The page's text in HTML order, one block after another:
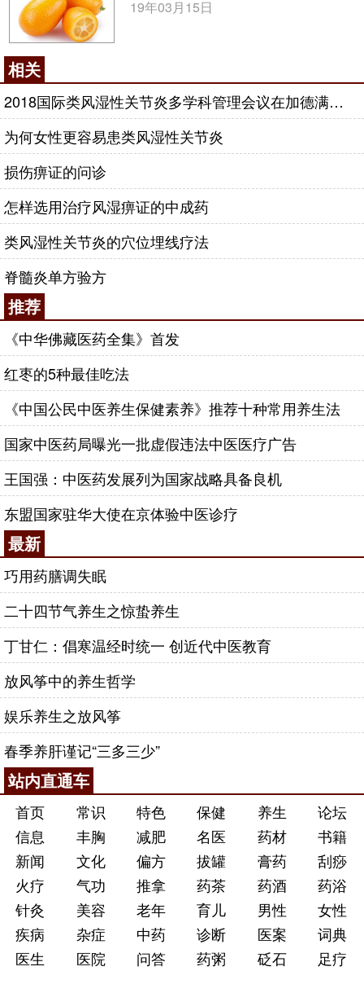
19年03月15日
相关
2018国际类风湿性关节炎多学科管理会议在加德满都召开
为何女性更容易患类风湿性关节炎
损伤痹证的问诊
怎样选用治疗风湿痹证的中成药
类风湿性关节炎的穴位埋线疗法
脊髓炎单方验方
推荐
《中华佛藏医药全集》首发
红枣的5种最佳吃法
《中国公民中医养生保健素养》推荐十种常用养生法
国家中医药局曝光一批虚假违法中医医疗广告
王国强：中医药发展列为国家战略具备良机
东盟国家驻华大使在京体验中医诊疗
最新
巧用药膳调失眠
二十四节气养生之惊蛰养生
丁甘仁：倡寒温经时统一 创近代中医教育
放风筝中的养生哲学
娱乐养生之放风筝
春季养肝谨记“三多三少”
站内直通车
首页 常识 特色 保健 养生
论坛
信息
丰胸 减肥 名医 药材
书籍
新闻
文化 偏方 拔罐 膏药
刮痧
火疗
气功 推拿 药茶 药酒
药浴
针灸
美容 老年 育儿 男性
女性
疾病
杂症 中药 诊断 医案
词典
医生
医院 问答 药粥 砭石 足疗